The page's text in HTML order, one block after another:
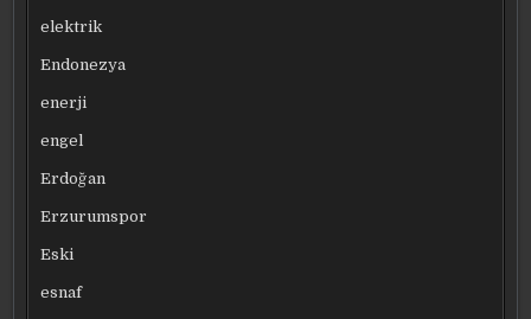
elektrik
Endonezya
enerji
engel
Erdoğan
Erzurumspor
Eski
esnaf